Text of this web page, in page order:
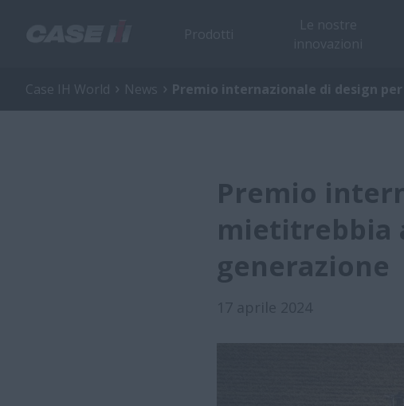
Case IH World News Premio internazionale di design
Premio
mietitrebbia
generazione